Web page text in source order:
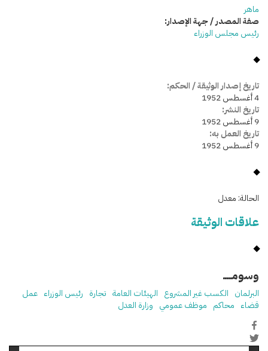
ماهر
صفة المصدر / جهة الإصدار:
رئيس مجلس الوزراء
تاريخ إصدار الوثيقة / الحكم:
4 أغسطس 1952
تاريخ النشر:
9 أغسطس 1952
تاريخ العمل به:
9 أغسطس 1952
الحالة: معدل
علاقات الوثيقة
وسومـــــ
البرلمان الكسب غير المشروع الهيئات العامة تجارة رئيس الوزراء عمل
قضاء محاكم موظف عمومي وزارة العدل